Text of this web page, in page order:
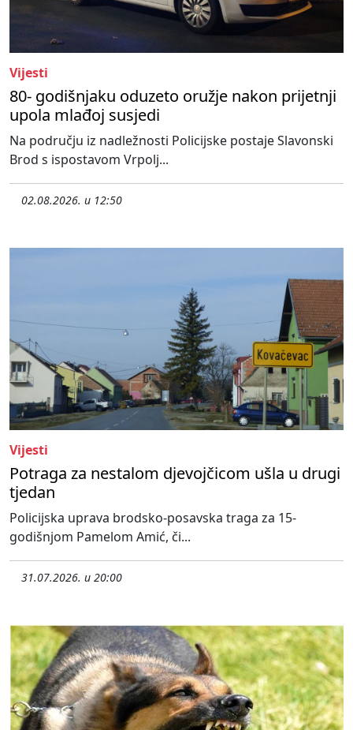
Vijesti
80- godišnjaku oduzeto oružje nakon prijetnji
upola mlađoj susjedi
Na području iz nadležnosti Policijske postaje Slavonski
Brod s ispostavom Vrpolj...
02.08.2026. u 12:50
Vijesti
Potraga za nestalom djevojčicom ušla u drugi
tjedan
Policijska uprava brodsko-posavska traga za 15-
godišnjom Pamelom Amić, či...
31.07.2026. u 20:00